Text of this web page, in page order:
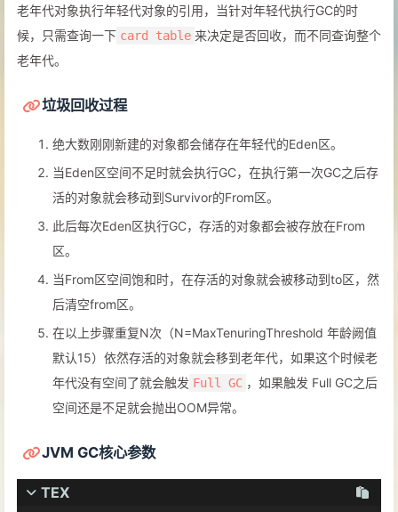
老年代对象执行年轻代对象的引用，当针对年轻代执行GC的时
候，只需查询一下 card table 来决定是否回收，而不同查询整个
老年代。
垃圾回收过程
绝大数刚刚新建的对象都会储存在年轻代的Eden区。
当Eden区空间不足时就会执行GC，在执行第一次GC之后存
活的对象就会移动到Survivor的From区。
此后每次Eden区执行GC，存活的对象都会被存放在From
区。
当From区空间饱和时，在存活的对象就会被移动到to区，然
后清空from区。
在以上步骤重复N次（N=MaxTenuringThreshold 年龄阙值
默认15）依然存活的对象就会移到老年代，如果这个时候老
年代没有空间了就会触发 Full GC ，如果触发 Full GC之后
空间还是不足就会抛出OOM异常。
JVM GC核心参数
TEX